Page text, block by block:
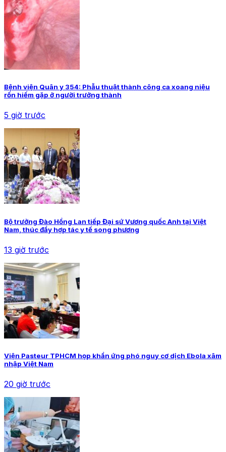
Bệnh viện Quân y 354: Phẫu thuật thành công ca xoang niệu
rốn hiếm gặp ở người trưởng thành
5 giờ trước
Bộ trưởng Đào Hồng Lan tiếp Đại sứ Vương quốc Anh tại Việt
Nam, thúc đẩy hợp tác y tế song phương
13 giờ trước
Viện Pasteur TPHCM họp khẩn ứng phó nguy cơ dịch Ebola xâm
nhập Việt Nam
20 giờ trước